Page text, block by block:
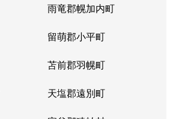
雨竜郡幌加内町
留萌郡小平町
苫前郡羽幌町
天塩郡遠別町